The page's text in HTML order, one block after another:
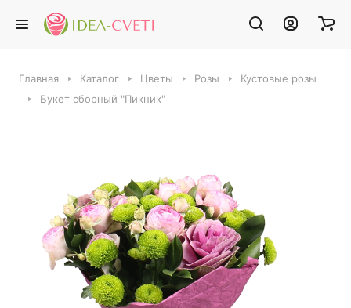
Главная Каталог Цветы Розы
Кустовые розы
Букет сборный "Пикник"